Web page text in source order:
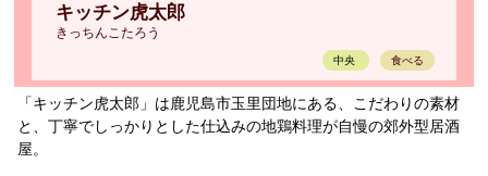
キッチン虎太郎
きっちんこたろう
中央 食べる
「キッチン虎太郎」は鹿児島市玉里団地にある、こだわりの素材
と、丁寧でしっかりとした仕込みの地鶏料理が自慢の郊外型居酒
屋。